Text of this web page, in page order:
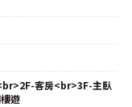
客房<br>3F-主臥
遊